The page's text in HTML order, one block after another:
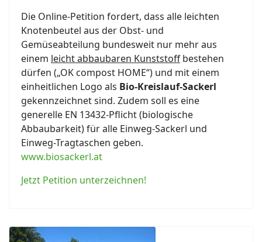
Die Online-Petition fordert, dass alle leichten
Knotenbeutel aus der Obst- und
Gemüseabteilung bundesweit nur mehr aus
einem leicht abbaubaren Kunststoffbestehen
dürfen („OK compost HOME“) und mit einem
einheitlichen Logo als Bio-Kreislauf-Sackerl
gekennzeichnet sind. Zudem soll es eine
generelle EN 13432-Pﬂicht (biologische
Abbaubarkeit) für alle Einweg-Sackerl und
Einweg-Tragtaschen geben.
www.biosackerl.at
Jetzt Petition unterzeichnen!